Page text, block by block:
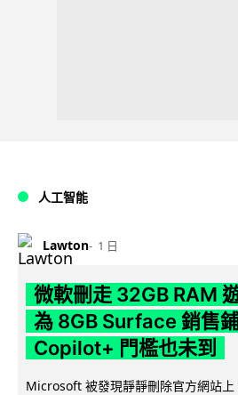
人工智能
Lawton 1 日
微軟刪走 32GB RAM
為 8GB Surface 銷售
Copilot+ 門檻也未到
Microsoft 被發現靜靜刪除官方網站